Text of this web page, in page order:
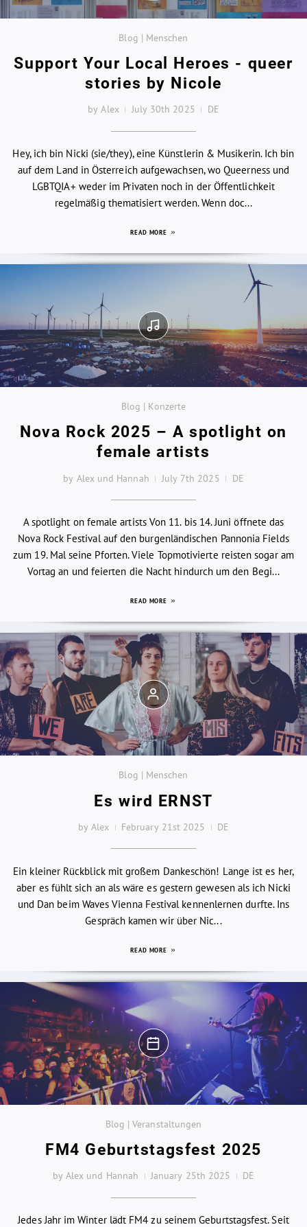
Blog | Menschen
Support Your Local Heroes - queer
stories by Nicole
by Alex July 30th 2025 DE
Hey, ich bin Nicki (sie/they), eine Künstlerin & Musikerin. Ich bin
auf dem Land in Österreich aufgewachsen, wo Queerness und
LGBTQIA+ weder im Privaten noch in der Öffentlichkeit
regelmäßig thematisiert werden. Wenn doc...
READ MORE
Blog | Konzerte
Nova Rock 2025 – A spotlight on
female artists
by Alex und Hannah July 7th 2025 DE
A spotlight on female artists Von 11. bis 14. Juni öffnete das
Nova Rock Festival auf den burgenländischen Pannonia Fields
zum 19. Mal seine Pforten. Viele Topmotivierte reisten sogar am
Vortag an und feierten die Nacht hindurch um den Begi...
READ MORE
Blog | Menschen
Es wird ERNST
by Alex February 21st 2025 DE
Ein kleiner Rückblick mit großem Dankeschön! Lange ist es her,
aber es fühlt sich an als wäre es gestern gewesen als ich Nicki
und Dan beim Waves Vienna Festival kennenlernen durfte. Ins
Gespräch kamen wir über Nic...
READ MORE
Blog | Veranstaltungen
FM4 Geburtstagsfest 2025
by Alex und Hannah January 25th 2025 DE
Jedes Jahr im Winter lädt FM4 zu seinem Geburtstagsfest. Seit